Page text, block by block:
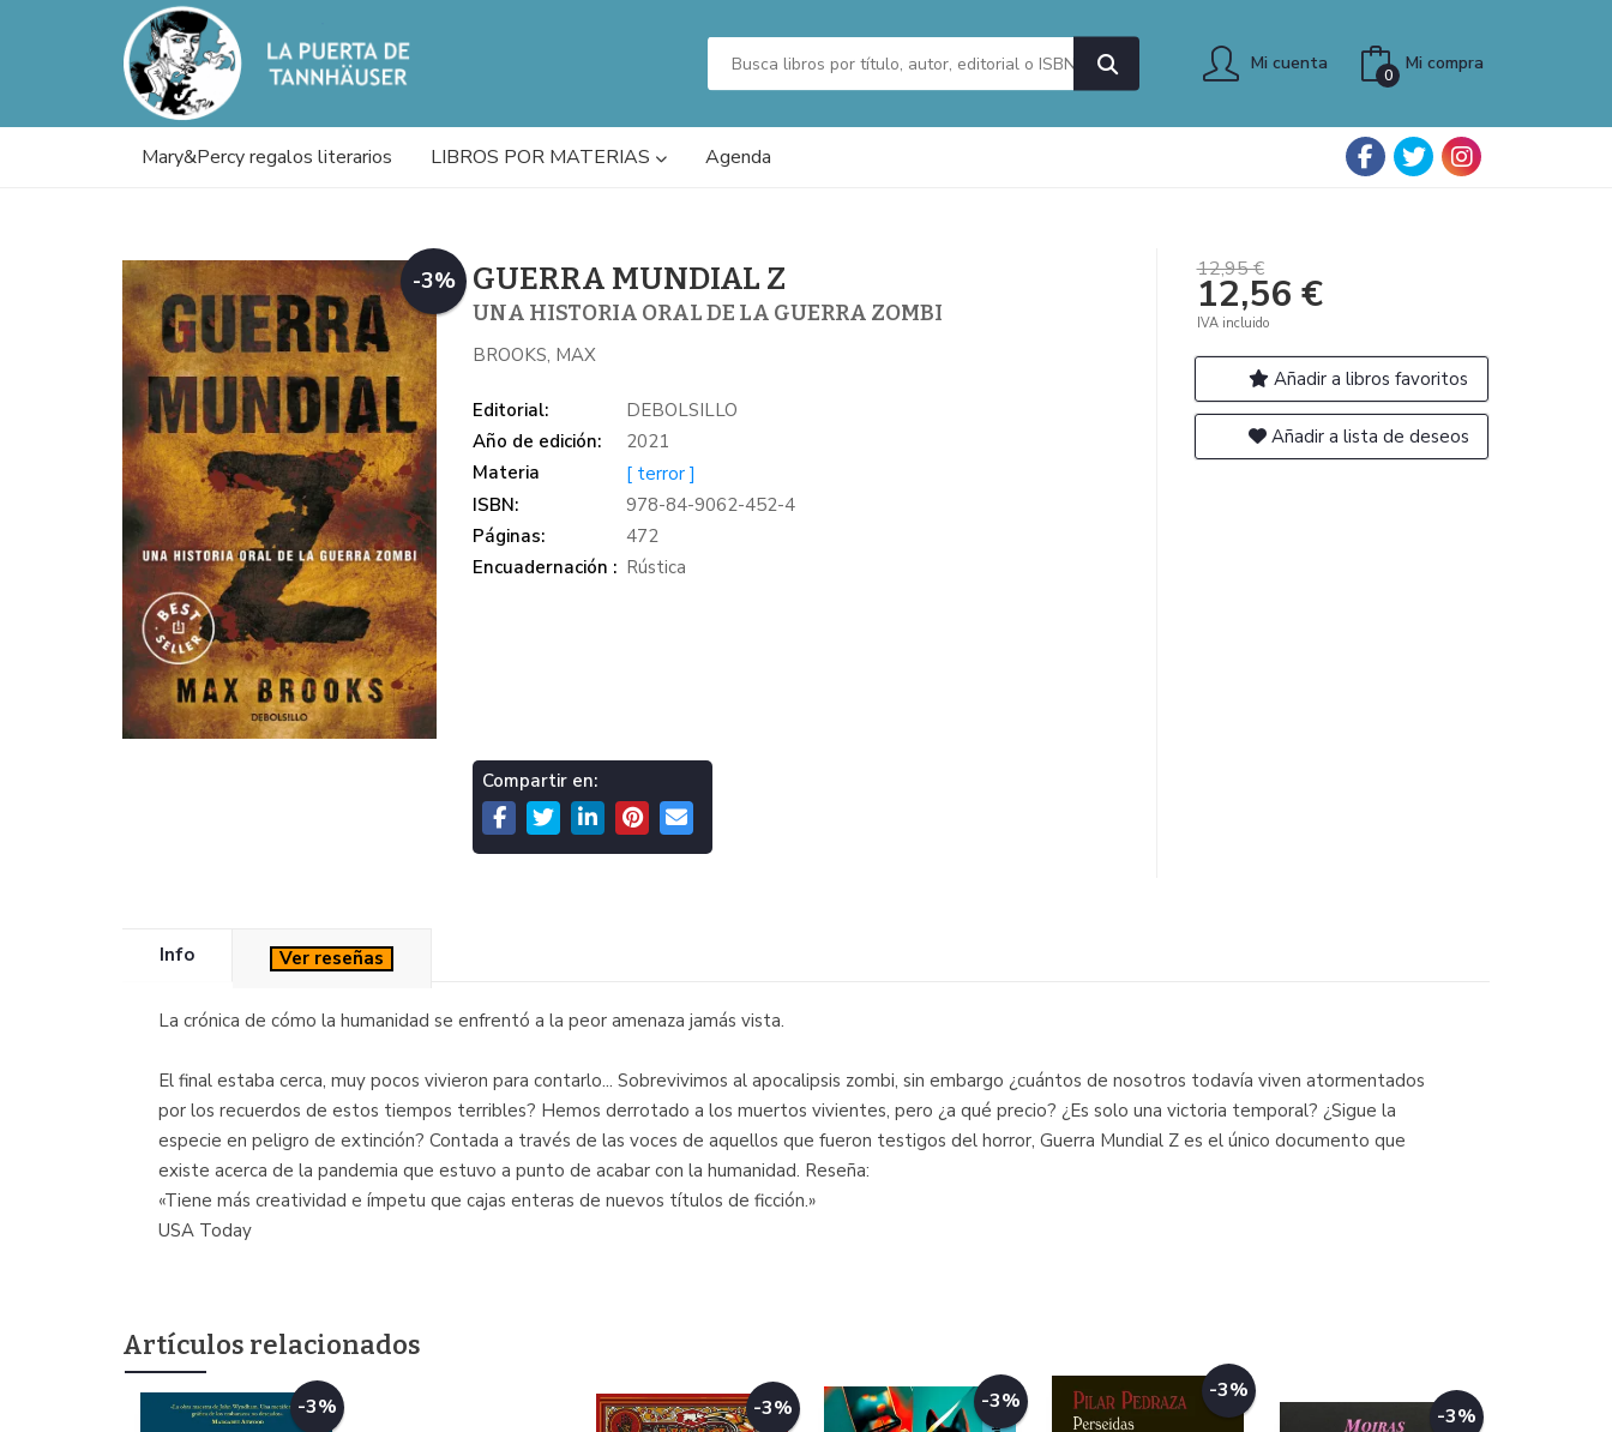
Mi cuenta Mi compra
0
Mary&Percy regalos literarios LIBROS POR MATERIAS Agenda
-3% GUERRA MUNDIAL Z
UNA HISTORIA ORAL DE LA GUERRA ZOMBI
BROOKS, MAX
Editorial:
DEBOLSILLO
Año de edición:
2021
Materia
[ terror ]
ISBN:
978-84-9062-452-4
Páginas:
472
Encuadernación : Rústica
Compartir en:
12,95 €
12,56 €
IVA incluido
Añadir a libros favoritos
Añadir a lista de deseos
Info Ver reseñas
La crónica de cómo la humanidad se enfrentó a la peor amenaza jamás vista.
El final estaba cerca, muy pocos vivieron para contarlo... Sobrevivimos al apocalipsis zombi, sin embargo ¿cuántos de nosotros todavía viven atormentados
por los recuerdos de estos tiempos terribles? Hemos derrotado a los muertos vivientes, pero ¿a qué precio? ¿Es solo una victoria temporal? ¿Sigue la
especie en peligro de extinción? Contada a través de las voces de aquellos que fueron testigos del horror, Guerra Mundial Z es el único documento que
existe acerca de la pandemia que estuvo a punto de acabar con la humanidad. Reseña:
«Tiene más creatividad e ímpetu que cajas enteras de nuevos títulos de ficción.»
USA Today
Artículos relacionados
-3% -3% -3% -3%
-3%